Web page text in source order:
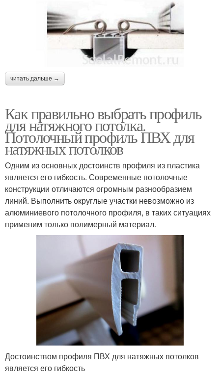
читать дальше →
Как правильно выбрать профиль
для натяжного потолка.
Потолочный профиль ПВХ для
натяжных потолков
Одним из основных достоинств профиля из пластика
является его гибкость. Современные потолочные
конструкции отличаются огромным разнообразием
линий. Выполнить округлые участки невозможно из
алюминиевого потолочного профиля, в таких ситуациях
применим только полимерный материал.
Достоинством профиля ПВХ для натяжных потолков
является его гибкость